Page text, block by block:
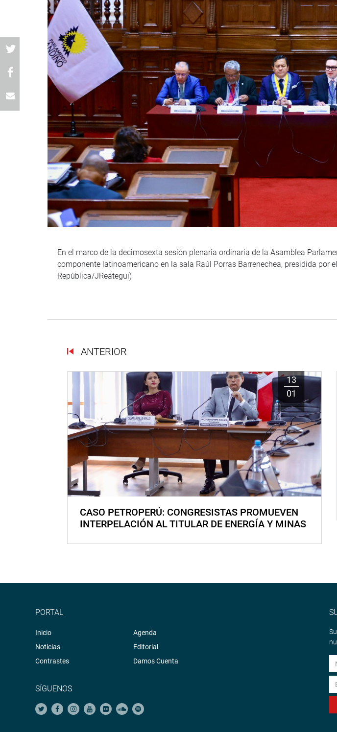
En el marco de la decimosexta sesión plenaria ordinaria de la Asamblea
componente latinoamericano en la sala Raúl Porras Barrenechea, presidida por
República/JReátegui)
ANTERIOR
13
01
CASO PETROPERÚ: CONGRESISTAS PROMUEVEN
INTERPELACIÓN AL TITULAR DE ENERGÍA Y MINAS
PORTAL
Inicio
Noticias
Contrastes
Agenda
Editorial
Damos Cuenta
SÍGUENOS